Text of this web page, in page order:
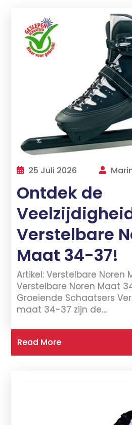
25 Juli 2026
Ontdek de
Verstelbare
Maat 34-37!
Artikel: Verstelbare Noren
Verstelbare Noren Maat
Groeiende Schaatsers
maat 34-37 zijn de…
Read More